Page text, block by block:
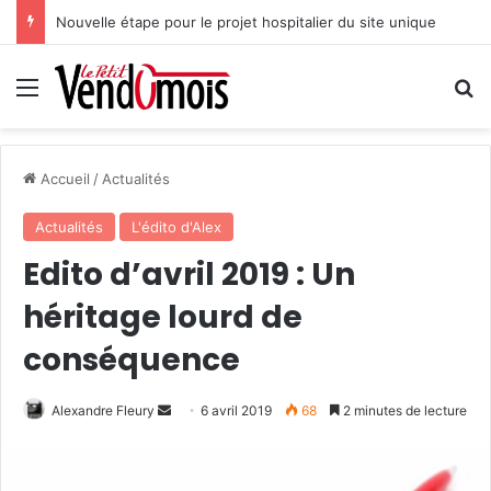
Nouvelle étape pour le projet hospitalier du site unique
Menu
Accueil / Actualités
Actualités L'édito d'Alex
Edito d’avril 2019 : Un
héritage lourd de
conséquence
Alexandre Fleury 6 avril 2019 68 2 minutes de lecture